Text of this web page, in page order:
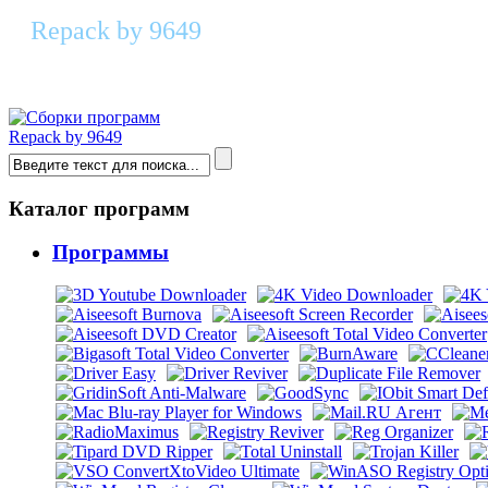
Repack by 9649
True Burner 10.4 RePack & Portable
Repack by 9649
Каталог программ
Программы